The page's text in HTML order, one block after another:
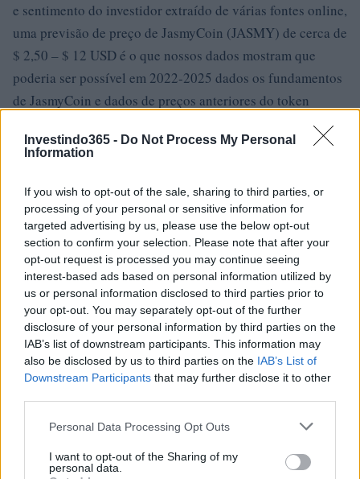
Investindo365 - Do Not Process My Personal
Information
If you wish to opt-out of the sale, sharing to third parties, or
processing of your personal or sensitive information for
targeted advertising by us, please use the below opt-out
section to confirm your selection. Please note that after your
opt-out request is processed you may continue seeing
interest-based ads based on personal information utilized by
us or personal information disclosed to third parties prior to
your opt-out. You may separately opt-out of the further
disclosure of your personal information by third parties on the
IAB’s list of downstream participants. This information may
also be disclosed by us to third parties on the IAB’s List of
Downstream Participants that may further disclose it to other
Please note that this website/app uses one or more Google
not limited to your visit or usage behaviour. You may click to
grant or deny consent to Google and its third-party tags to
Personal Data Processing Opt Outs
I want to opt-out of the Sharing of my
personal data.
e sentimento do investidor extraído de várias fontes online,
uma previsão de preço de JasmyCoin (JASMY) de cerca de
$ 2,50 – $ 12 USD é o que nossos dados mostram que
poderia ser possível em 2022-2025 dados os fundamentos
de JasmyCoin e dados de preços anteriores do token
JasmyCoin (JASMY) é um bom
investimento?
Ao decidir se JasmyCoin (JASMY) é um bom investimento
para você, levar em consideração o risco e a recompensa é
crucial. Podemos prever o preço do JASMY tanto no curto
quanto no longo prazo, mas as expectativas precisam ser
razoáveis ​​para cada um. A longo prazo, acreditamos que o
JASMY apreciará com base nos fundamentos do projeto
JasmyCoin e no progresso que a equipe está fazendo em
relação aos objetivos e marcos do roteiro.
preço do JASMY no curto prazo e calcular nossos
investimentos de acordo. Usando níveis horizontais de